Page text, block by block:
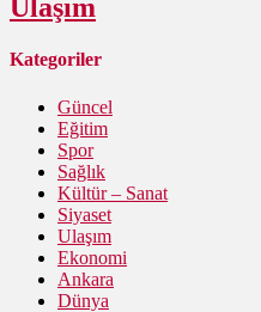
Ulaşım
Kategoriler
Güncel
Eğitim
Spor
Sağlık
Kültür – Sanat
Siyaset
Ulaşım
Ekonomi
Ankara
Dünya